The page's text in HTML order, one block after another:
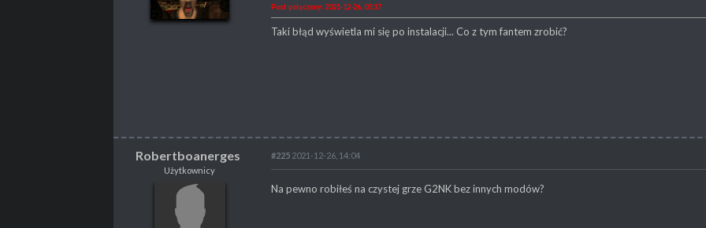
https://chomikuj.pl/robertboanerges/Gry/Mod+do+Gothic+2+NK/Returning+2+PL
Post połączony: 2021-12-26, 03:37
Taki błąd wyświetla mi się po instalacji... Co z tym fantem zrobić?
Robertboanerges
Robertboanerges
Użytkownicy
#225 2021-12-26, 14:04
Na pewno robiłeś na czystej grze G2NK bez innych modów?